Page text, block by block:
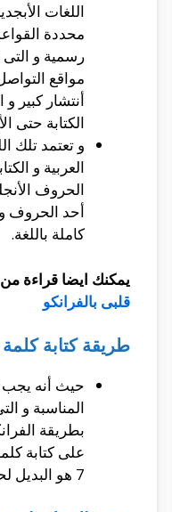
اللغات
محددة
رسمية و
مواقع
أنتشار كبير
الكتابة حتى
و تعتمد تلك
العربية و
الحروف
أحد الحروف
كاملة باللغة.
يمكنك ايضا قراءة
قلبى بالفرانكو
طريقة كتابة كلمة
حيث أنه يجب
المناسبة و
بطريقة
7 هو البديل لحرف الحاء فى الكلمة.